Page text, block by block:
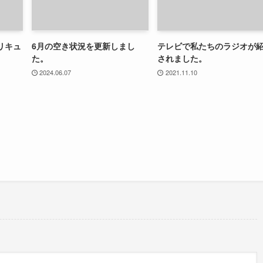
キュ
6月の空き状況を更新しまし
た。
2024.06.07
テレビで私たちのラジオが
されました。
2021.11.10